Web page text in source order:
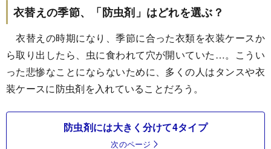
衣替えの季節、「防虫剤」はどれを選ぶ？
衣替えの時期になり、季節に合った衣類を衣装ケースか
ら取り出したら、虫に食われて穴が開いていた…。こうい
った悲惨なことにならないために、多くの人はタンスや衣
装ケースに防虫剤を入れていることだろう。
防虫剤には大きく分けて4タイプ
次のページ